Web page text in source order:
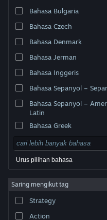
© Valve Corporation. Hak cipta terpelihara.
tanda dagangan ialah hak milik pemilik
Perundangan|Accessibility
Steam| Bayaran balik
Bahasa Bulgaria
Bahasa Czech
Bahasa Denmark
Bahasa Jerman
Bahasa Inggeris
Bahasa Sepanyol –
Bahasa Sepanyol –
Latin
Bahasa Greek
Urus pilihan bahasa
Saring mengikut tag
Strategy
Action